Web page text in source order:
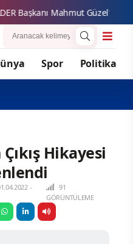
Spor Politika
Hikayesi
-
91
GÖRÜNTÜLEME